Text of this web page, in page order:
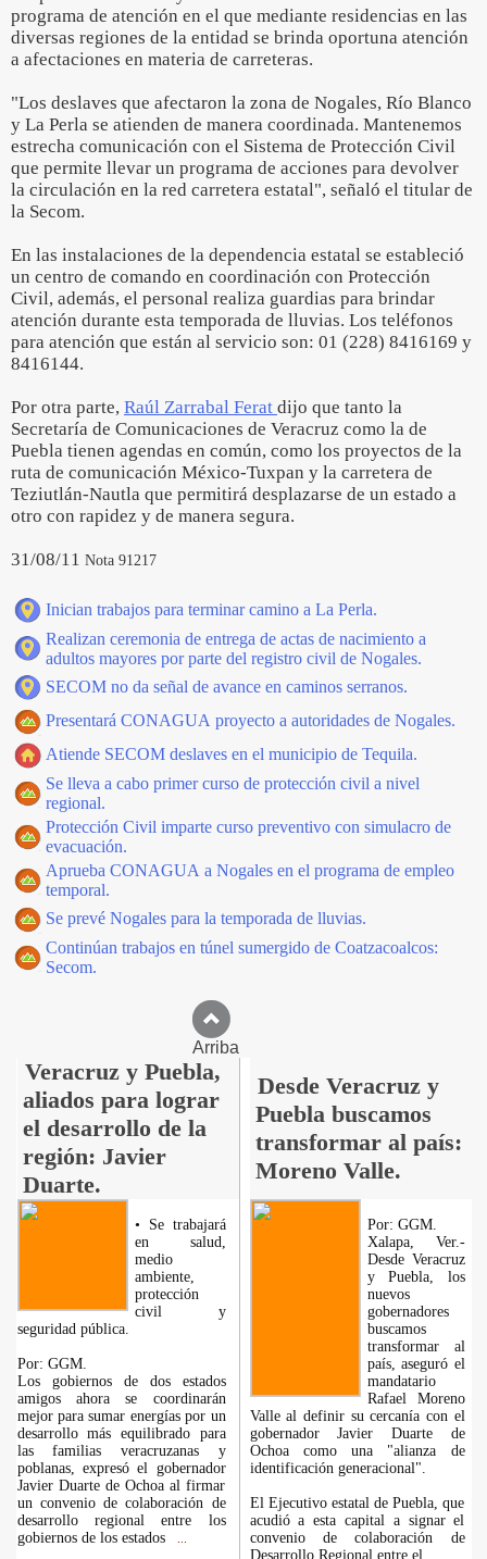
programa de atención en el que mediante residencias en las
diversas regiones de la entidad se brinda oportuna atención
a afectaciones en materia de carreteras.
"Los deslaves que afectaron la zona de Nogales, Río Blanco
y La Perla se atienden de manera coordinada. Mantenemos
estrecha comunicación con el Sistema de Protección Civil
que permite llevar un programa de acciones para devolver
la circulación en la red carretera estatal", señaló el titular de
la Secom.
En las instalaciones de la dependencia estatal se estableció
un centro de comando en coordinación con Protección
Civil, además, el personal realiza guardias para brindar
atención durante esta temporada de lluvias. Los teléfonos
para atención que están al servicio son: 01 (228) 8416169 y
8416144.
Por otra parte, Raúl Zarrabal Ferat dijo que tanto la
Secretaría de Comunicaciones de Veracruz como la de
Puebla tienen agendas en común, como los proyectos de la
ruta de comunicación México-Tuxpan y la carretera de
Teziutlán-Nautla que permitirá desplazarse de un estado a
otro con rapidez y de manera segura.
31/08/11 Nota 91217
Inician trabajos para terminar camino a La Perla.
Realizan ceremonia de entrega de actas de nacimiento a
adultos mayores por parte del registro civil de Nogales.
SECOM no da señal de avance en caminos serranos.
Presentará CONAGUA proyecto a autoridades de Nogales.
Atiende SECOM deslaves en el municipio de Tequila.
Se lleva a cabo primer curso de protección civil a nivel
regional.
Protección Civil imparte curso preventivo con simulacro de
evacuación.
Aprueba CONAGUA a Nogales en el programa de empleo
temporal.
Se prevé Nogales para la temporada de lluvias.
Continúan trabajos en túnel sumergido de Coatzacoalcos:
Secom.
Arriba
Veracruz y Puebla,
aliados para lograr
el desarrollo de la
región: Javier
Duarte.
Desde Veracruz y
Puebla buscamos
transformar al país:
Moreno Valle.
• Se trabajará
en salud,
medio
ambiente,
protección
civil y
seguridad pública.
Por: GGM.
Los gobiernos de dos estados
amigos ahora se coordinarán
mejor para sumar energías por un
desarrollo más equilibrado para
las familias veracruzanas y
poblanas, expresó el gobernador
Javier Duarte de Ochoa al firmar
un convenio de colaboración de
desarrollo regional entre los
gobiernos de los estados
Por: GGM.
Xalapa, Ver.-
Desde Veracruz
y Puebla, los
nuevos
gobernadores
buscamos
transformar al
país, aseguró el
mandatario
Rafael Moreno
Valle al definir su cercanía con el
gobernador Javier Duarte de
Ochoa como una "alianza de
identificación generacional".
El Ejecutivo estatal de Puebla, que
acudió a esta capital a signar el
convenio de colaboración de
Desarrollo Regional entre el